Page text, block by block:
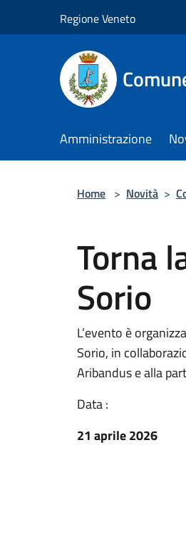
Regione Veneto
Amministrazione
Home > Novità >
Torna
Sorio
L’evento è
Sorio, in
Aribandus e alla
Data :
21 aprile 2026